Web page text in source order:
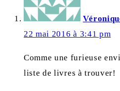
22 mai 2016 à 3:41 pm
Comme une furieuse
liste de livres à trouver!